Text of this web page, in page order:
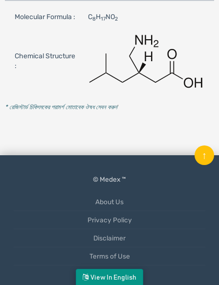
View In English
Molecular Formula : C8H17NO2
Chemical Structure
:
* রেজিস্টার্ড চিকিৎসকের পরামর্শ মোতাবেক ঔষধ সেবন করুন'
© Medex ™
About Us
Privacy Policy
Disclaimer
Terms of Use
Mobile App
↑